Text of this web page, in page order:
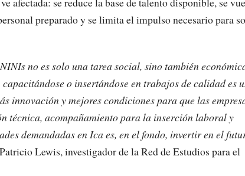
preparado y se limita el impulso necesario para
no es solo una tarea social, sino también
o insertándose en trabajos de calidad es
innovación y mejores condiciones para que las
técnica, acompañamiento para la inserción laboral y
demandadas en Ica es, en el fondo, invertir en el
Lewis, investigador de la Red de Estudios para el